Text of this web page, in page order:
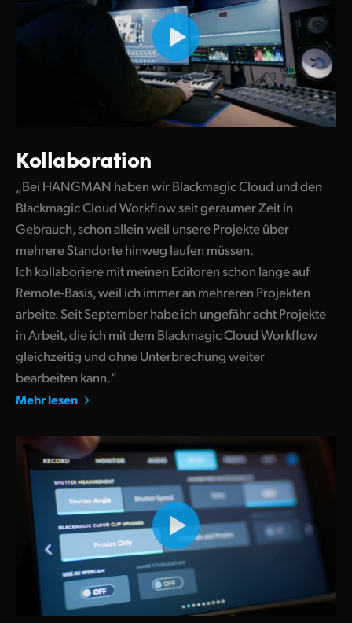
Kollaboration
„Bei HANGMAN haben wir Blackmagic Cloud und den
Blackmagic Cloud Workflow seit geraumer Zeit in
Gebrauch, schon allein weil unsere Projekte über
mehrere Standorte hinweg laufen müssen.
Ich kollaboriere mit meinen Editoren schon lange auf
Remote-Basis, weil ich immer an mehreren Projekten
arbeite. Seit September habe ich ungefähr acht Projekte
in Arbeit, die ich mit dem Blackmagic Cloud Workflow
gleichzeitig und ohne Unterbrechung weiter
bearbeiten kann.“
Mehr lesen